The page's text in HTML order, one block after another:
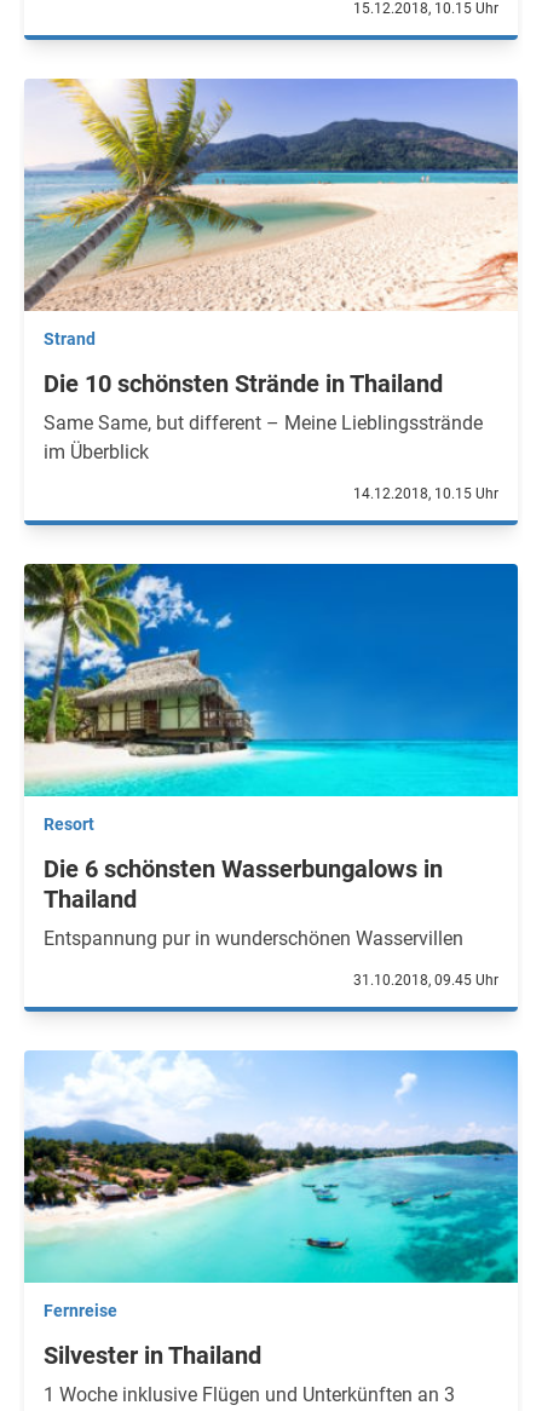
15.12.2018, 10.15 Uhr
Strand
Die 10 schönsten Strände in Thailand
Same Same, but different – Meine Lieblingsstrände
im Überblick
14.12.2018, 10.15 Uhr
Resort
Die 6 schönsten Wasserbungalows in
Thailand
Entspannung pur in wunderschönen Wasservillen
31.10.2018, 09.45 Uhr
Fernreise
Silvester in Thailand
1 Woche inklusive Flügen und Unterkünften an 3